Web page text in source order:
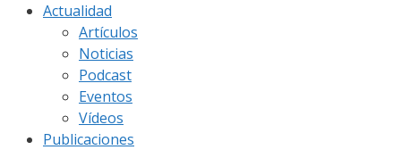
Actualidad
Artículos
Noticias
Podcast
Eventos
Vídeos
Publicaciones